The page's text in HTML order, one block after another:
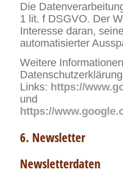
Die
1 lit. f DSGVO. Der
Interesse daran,
automatisierter
Weitere
Links: https://
und
https://
6. Newsletter
Newsletterdaten